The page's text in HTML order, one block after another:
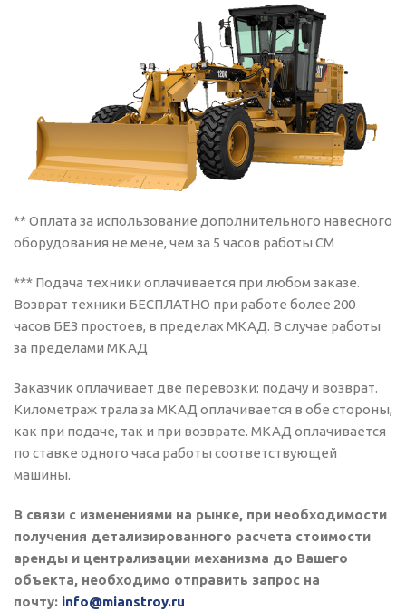
** Оплата за использование дополнительного навесного
оборудования не мене, чем за 5 часов работы СМ
*** Подача техники оплачивается при любом заказе.
Возврат техники БЕСПЛАТНО при работе более 200
часов БЕЗ простоев, в пределах МКАД. В случае работы
за пределами МКАД
Заказчик оплачивает две перевозки: подачу и возврат.
Километраж трала за МКАД оплачивается в обе стороны,
как при подаче, так и при возврате. МКАД оплачивается
по ставке одного часа работы соответствующей
машины.
В связи с изменениями на рынке, при необходимости
получения детализированного расчета стоимости
аренды и централизации механизма до Вашего
объекта, необходимо отправить запрос на
почту: info@mianstroy.ru